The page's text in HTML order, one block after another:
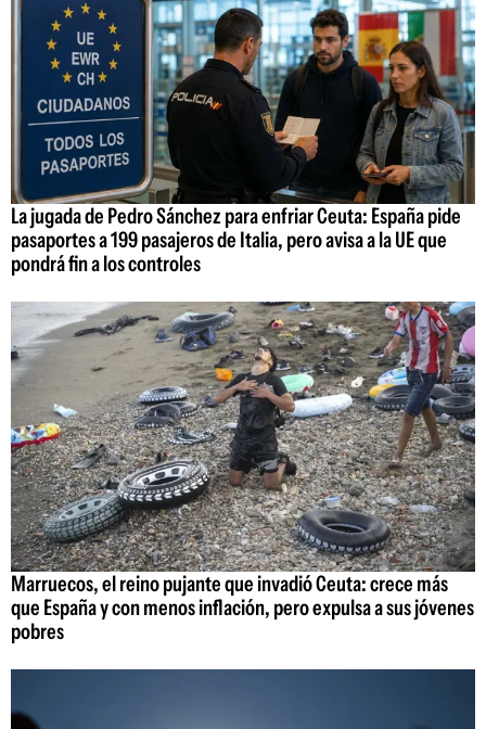
La jugada de Pedro Sánchez para enfriar Ceuta: España pide
pasaportes a 199 pasajeros de Italia, pero avisa a la UE que
pondrá fin a los controles
Marruecos, el reino pujante que invadió Ceuta: crece más
que España y con menos inflación, pero expulsa a sus jóvenes
pobres